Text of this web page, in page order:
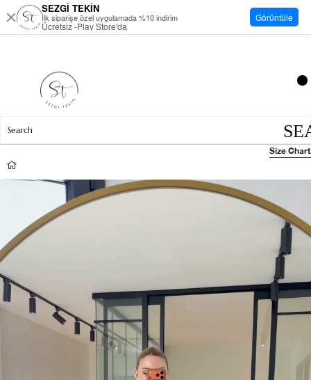
Size Chart
SEZGİ TEKİN
İlk siparişe özel uygulamada %10 indirim
Ücretsiz -Play Store'da
Görüntüle